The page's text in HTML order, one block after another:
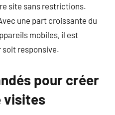
site sans restrictions.
une part croissante du
mobiles, il est
responsive.
pour créer
visites